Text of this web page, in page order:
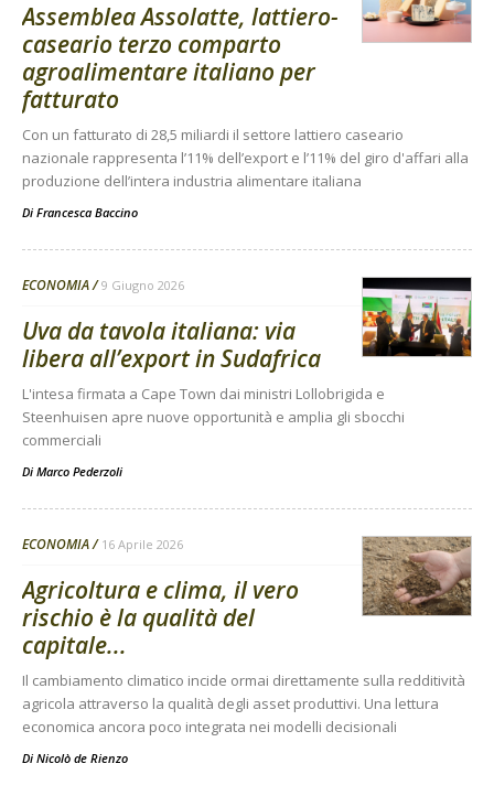
Assemblea Assolatte, lattiero-
caseario terzo comparto
agroalimentare italiano per
fatturato
Con un fatturato di 28,5 miliardi il settore lattiero caseario
nazionale rappresenta l’11% dell’export e l’11% del giro d'affari alla
produzione dell’intera industria alimentare italiana
Di Francesca Baccino
ECONOMIA 9 Giugno 2026
Uva da tavola italiana: via
libera all’export in Sudafrica
L'intesa firmata a Cape Town dai ministri Lollobrigida e
Steenhuisen apre nuove opportunità e amplia gli sbocchi
commerciali
Di Marco Pederzoli
ECONOMIA 16 Aprile 2026
Agricoltura e clima, il vero
rischio è la qualità del
capitale...
Il cambiamento climatico incide ormai direttamente sulla redditività
agricola attraverso la qualità degli asset produttivi. Una lettura
economica ancora poco integrata nei modelli decisionali
Di Nicolò de Rienzo